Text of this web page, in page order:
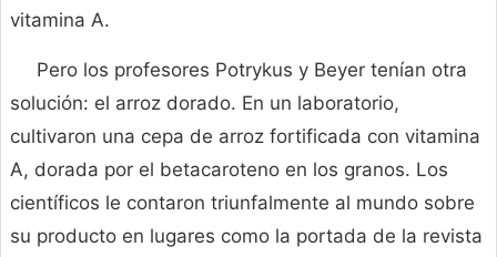
vitamina A.
Pero los profesores Potrykus y Beyer tenían otra
solución: el arroz dorado. En un laboratorio,
cultivaron una cepa de arroz fortificada con vitamina
A, dorada por el betacaroteno en los granos. Los
científicos le contaron triunfalmente al mundo sobre
su producto en lugares como la portada de la revista